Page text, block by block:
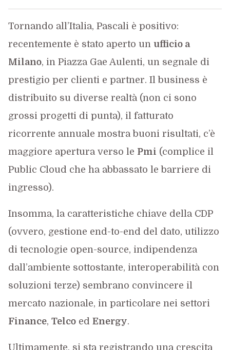
Tornando all’Italia, Pascali è positivo:
recentemente è stato aperto un ufficio a
Milano, in Piazza Gae Aulenti, un segnale di
prestigio per clienti e partner. Il business è
distribuito su diverse realtà (non ci sono
grossi progetti di punta), il fatturato
ricorrente annuale mostra buoni risultati, c’è
maggiore apertura verso le Pmi (complice il
Public Cloud che ha abbassato le barriere di
ingresso).
Insomma, la caratteristiche chiave della CDP
(ovvero, gestione end-to-end del dato, utilizzo
di tecnologie open-source, indipendenza
dall’ambiente sottostante, interoperabilità con
soluzioni terze) sembrano convincere il
mercato nazionale, in particolare nei settori
Finance, Telcoed Energy.
Ultimamente, si sta registrando una crescita